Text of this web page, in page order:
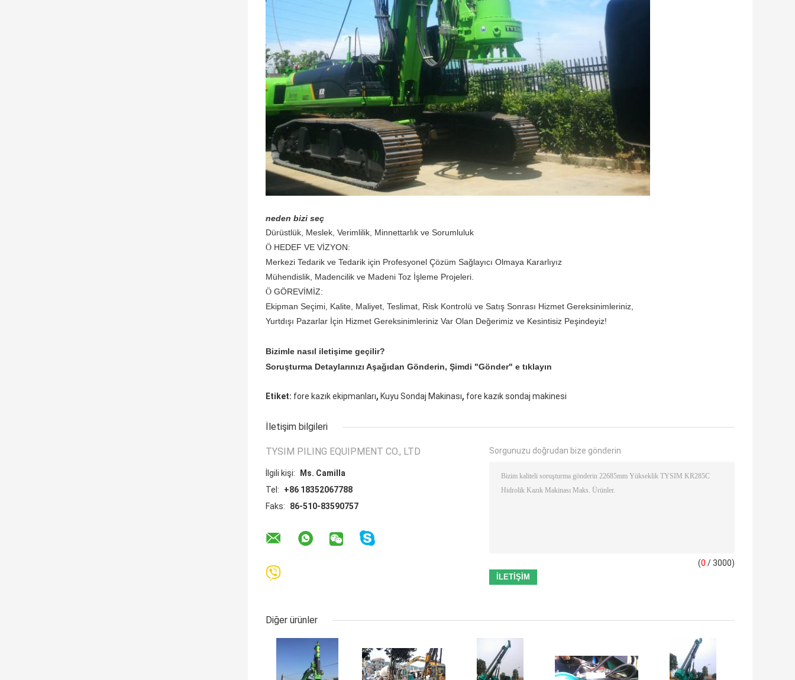
neden bizi seç
Dürüstlük, Meslek, Verimlilik, Minnettarlık ve Sorumluluk
Ö HEDEF VE VİZYON:
Merkezi Tedarik ve Tedarik için Profesyonel Çözüm Sağlayıcı Olmaya Kararlıyız
Mühendislik, Madencilik ve Madeni Toz İşleme Projeleri.
Ö GÖREVİMİZ:
Ekipman Seçimi, Kalite, Maliyet, Teslimat, Risk Kontrolü ve Satış Sonrası Hizmet Gereksinimleriniz,
Yurtdışı Pazarlar İçin Hizmet Gereksinimleriniz Var Olan Değerimiz ve Kesintisiz Peşindeyiz!
Bizimle nasıl iletişime geçilir?
Soruşturma Detaylarınızı Aşağıdan Gönderin, Şimdi "Gönder" e tıklayın
Etiket: fore kazık ekipmanları, Kuyu Sondaj Makinası, fore kazık sondaj makinesi
İletişim bilgileri
TYSIM PILING EQUIPMENT CO., LTD
İlgili kişi:
Ms. Camilla
Tel:
+86 18352067788
Faks:
86-510-83590757
Sorgunuzu doğrudan bize gönderin
(0 / 3000)
Diğer ürünler